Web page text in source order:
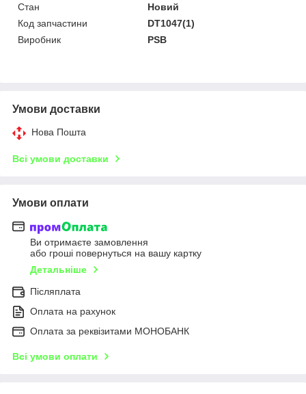
Стан
Новий
Код запчастини
DT1047(1)
Виробник
PSB
Умови доставки
Нова Пошта
Всі умови доставки
Умови оплати
Ви отримаєте замовлення
або гроші повернуться на вашу картку
Детальніше
Післяплата
Оплата на рахунок
Оплата за реквізитами МОНОБАНК
Всі умови оплати